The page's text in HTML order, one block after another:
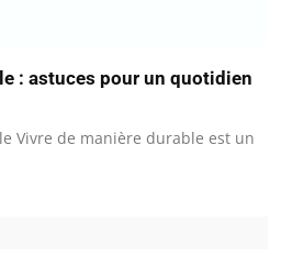
: astuces pour un quotidien
Vivre de manière durable est un